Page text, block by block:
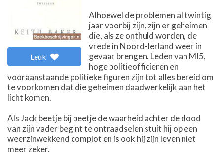
Leuk
Alhoewel de problemen al twintig
jaar voorbij zijn, zijn er geheimen
die, als ze onthuld worden, de
vrede in Noord-Ierland weer in
gevaar brengen. Leden van MI5,
hoge politieofficieren en
vooraanstaande politieke figuren zijn tot alles bereid om
te voorkomen dat die geheimen daadwerkelijk aan het
licht komen.
Als Jack beetje bij beetje de waarheid achter de dood
van zijn vader begint te ontraadselen stuit hij op een
weerzinwekkend complot en is ook hij zijn leven niet
meer zeker.